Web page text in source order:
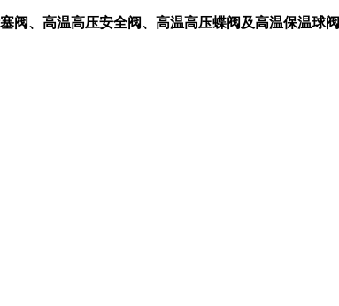
阀、高温高压安全阀、高温高压蝶阀及高温保温球阀